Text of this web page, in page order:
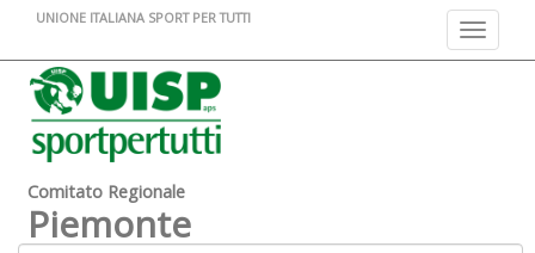
Toggle
UNIONE ITALIANA SPORT PER TUTTI
Comitato Regionale
Piemonte